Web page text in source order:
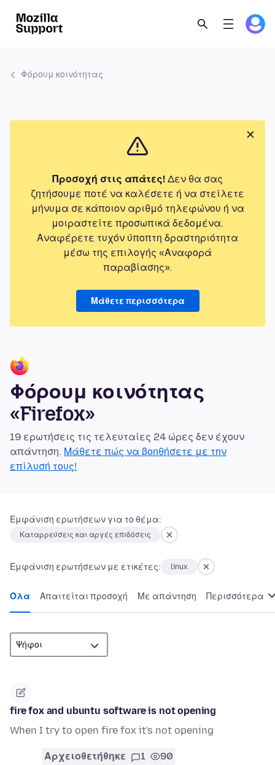
Φόρουμ κοινότητας
Προσοχή στις απάτες! Δεν θα σας
ζητήσουμε ποτέ να καλέσετε ή να στείλετε
μήνυμα σε κάποιον αριθμό τηλεφώνου ή να
μοιραστείτε προσωπικά δεδομένα.
Αναφέρετε τυχόν ύποπτη δραστηριότητα
μέσω της επιλογής «Αναφορά
παραβίασης».
Μάθετε περισσότερα
Φόρουμ κοινότητας
«Firefox»
19 ερωτήσεις τις τελευταίες 24 ώρες δεν έχουν
απάντηση. Μάθετε πώς να βοηθήσετε με την
επίλυσή τους!
Εμφάνιση ερωτήσεων για το θέμα:
Καταρρεύσεις και αργές επιδόσεις
Εμφάνιση ερωτήσεων με ετικέτες: linux
Όλα Απαιτείται προσοχή Με απάντηση Περισσότερα
fire fox and ubuntu software is not opening
When I try to open fire fox it's not opening
Αρχειοθετήθηκε 1 90